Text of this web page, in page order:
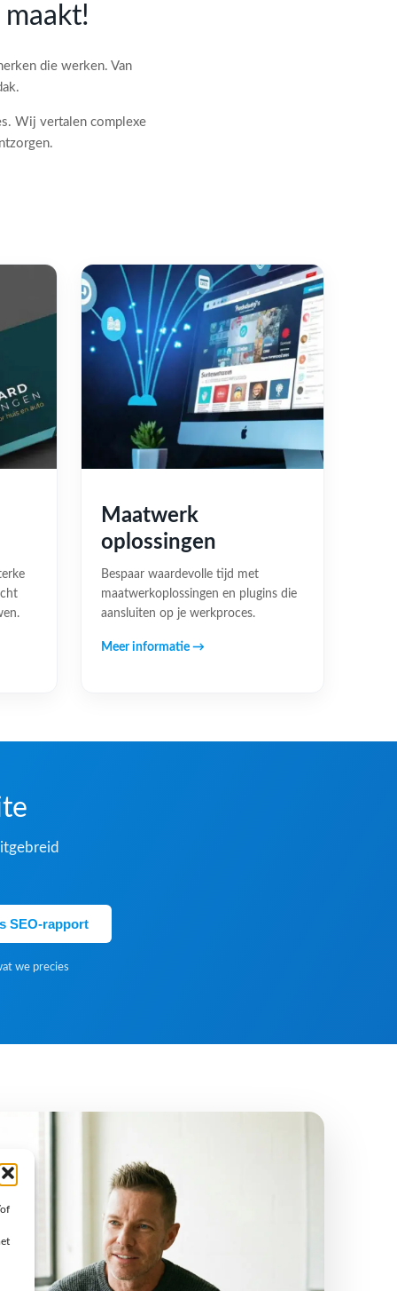
die werken. Van
Wij vertalen complexe
Maatwerk
oplossingen
Bespaar waardevolle tijd met
maatwerkoplossingen en plugins die
aansluiten op je werkproces.
Meer informatie →
SEO-rapport
we precies